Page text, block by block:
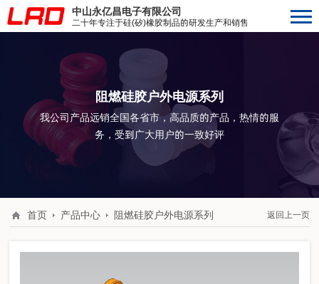
中山永亿昌电子有限公司
二十年专注于硅(矽)橡胶制品的研发生产和销售
阻燃硅胶户外电源系列
我公司产品远销全国各省市，高品质的产品，热情的服
务，受到广大用户的一致好评
返回上一页
首页 产品中心 阻燃硅胶户外电源系列